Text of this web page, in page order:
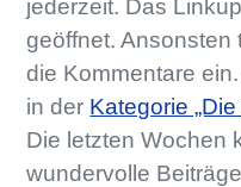
jederzeit. Das
geöffnet. Ansonsten
die Kommentare
in der Kategorie
Die letzten Wochen
wundervolle